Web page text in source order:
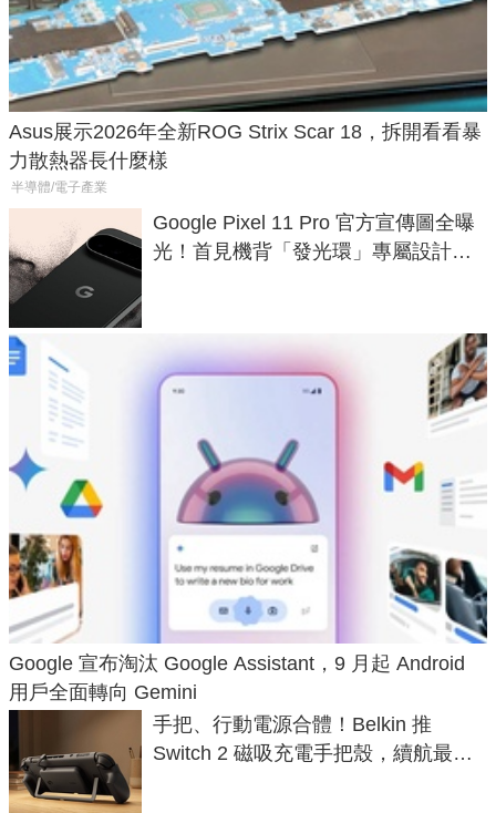
Asus展示2026年全新ROG Strix Scar 18，拆開看看暴
力散熱器長什麼樣
半導體/電子產業
Google Pixel 11 Pro 官方宣傳圖全曝
光！首見機背「發光環」專屬設計、
Google 宣布淘汰 Google Assistant，9 月起 Android
用戶全面轉向 Gemini
手把、行動電源合體！Belkin 推
Switch 2 磁吸充電手把殼，續航最高